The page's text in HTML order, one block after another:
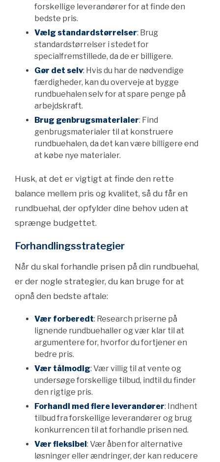
forskellige leverandører for at finde den
bedste pris.
Vælg standardstørrelser: Brug
standardstørrelser i stedet for
specialfremstillede, da de er billigere.
Gør det selv: Hvis du har de nødvendige
færdigheder, kan du overveje at bygge
rundbuehalen selv for at spare penge på
arbejdskraft.
Brug genbrugsmaterialer: Find
genbrugsmaterialer til at konstruere
rundbuehalen, da det kan være billigere end
at købe nye materialer.
Husk, at det er vigtigt at finde den rette
balance mellem pris og kvalitet, så du får en
rundbuehal, der opfylder dine behov uden at
sprænge budgettet.
Forhandlingsstrategier
Når du skal forhandle prisen på din rundbuehal,
er der nogle strategier, du kan bruge for at
opnå den bedste aftale:
Vær forberedt: Research priserne på
lignende rundbuehaller og vær klar til at
argumentere for, hvorfor du fortjener en
bedre pris.
Vær tålmodig: Vær villig til at vente og
undersøge forskellige tilbud, indtil du finder
den rigtige pris.
Forhandl med flere leverandører: Indhent
tilbud fra forskellige leverandører og brug
konkurrencen til at forhandle prisen ned.
Vær fleksibel: Vær åben for alternative
løsninger eller ændringer, der kan reducere